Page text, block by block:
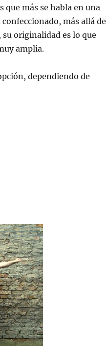
que más se habla en una
más allá de
originalidad es lo que
amplia.
dependiendo de